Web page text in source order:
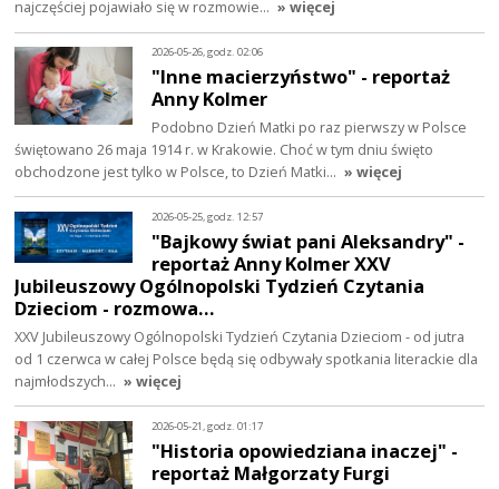
najczęściej pojawiało się w rozmowie… » więcej
2026-05-26, godz. 02:06
"Inne macierzyństwo" - reportaż
Anny Kolmer
Podobno Dzień Matki po raz pierwszy w Polsce
świętowano 26 maja 1914 r. w Krakowie. Choć w tym dniu święto
obchodzone jest tylko w Polsce, to Dzień Matki… » więcej
2026-05-25, godz. 12:57
"Bajkowy świat pani Aleksandry" -
reportaż Anny Kolmer XXV
Jubileuszowy Ogólnopolski Tydzień Czytania
Dzieciom - rozmowa…
XXV Jubileuszowy Ogólnopolski Tydzień Czytania Dzieciom - od jutra
od 1 czerwca w całej Polsce będą się odbywały spotkania literackie dla
najmłodszych… » więcej
2026-05-21, godz. 01:17
"Historia opowiedziana inaczej" -
reportaż Małgorzaty Furgi